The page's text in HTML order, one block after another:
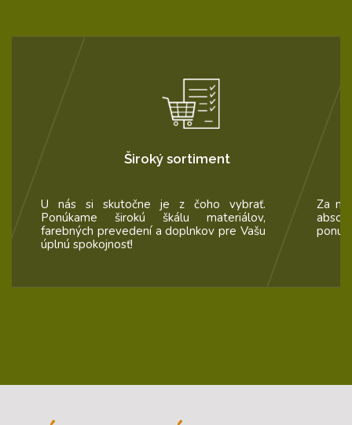
Široký sortiment
U nás si skutočne je z čoho vybrať.
Ponúkame širokú škálu materiálov,
farebných prevedení a doplnkov pre Vašu
úplnú spokojnosť!
Za